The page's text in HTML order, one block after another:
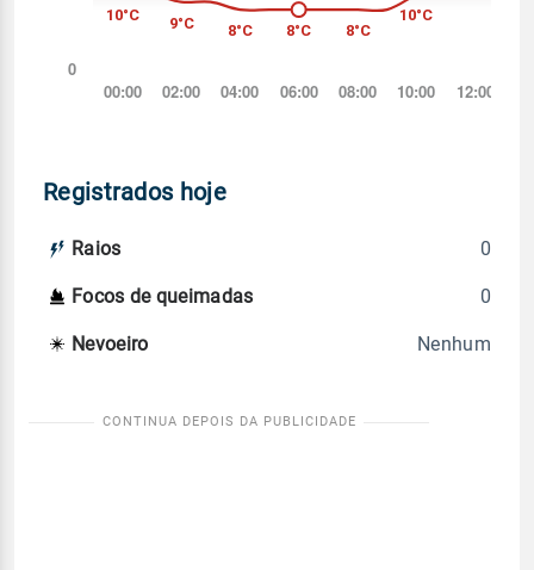
Registrados hoje
Raios 0
Focos de queimadas 0
Nevoeiro Nenhum